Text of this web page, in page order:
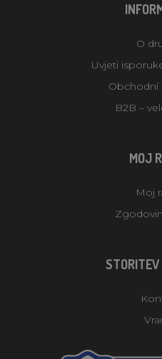
O
Uvjeti
Obchodní
B2B –
MOJ
Moj